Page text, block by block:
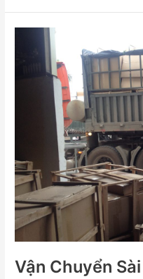
Vận Chuyển
Chuyển
Sài